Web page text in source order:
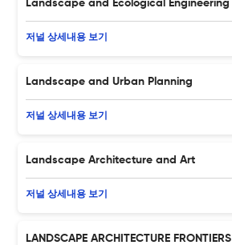
Landscape and Ecological Engineering
저널 상세내용 보기
Landscape and Urban Planning
저널 상세내용 보기
Landscape Architecture and Art
저널 상세내용 보기
LANDSCAPE ARCHITECTURE FRONTIERS